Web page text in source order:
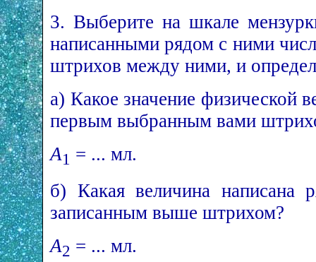
3. Выберите на шкале
написанными рядом с ними
штрихов между ними, и
а) Какое значение физической
первым выбранным вами
A1 = ... мл.
б) Какая величина написана
записанным выше штрихом?
A2 = ... мл.